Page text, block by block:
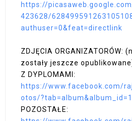
https://
423628/
authuser=0&feat=directlink
ZDJĘCIA ORGANIZATORÓW:
zostały jeszcze
Z DYPLOMAMI:
https://www.facebook.com/
otos/
POZOSTAŁE: